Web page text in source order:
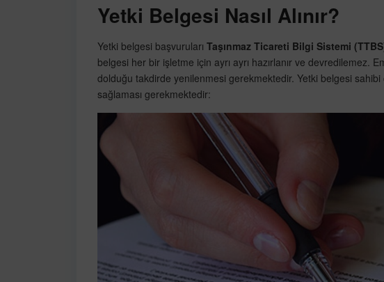
Yetki Belgesi Nasıl Alınır?
Yetki belgesi başvuruları Taşınmaz Ticareti Bilgi Sistemi
belgesi her bir işletme için ayrı ayrı hazırlanır ve devredilemez.
dolduğu takdirde yenilenmesi gerekmektedir. Yetki belgesi sahibi
sağlaması gerekmektedir: